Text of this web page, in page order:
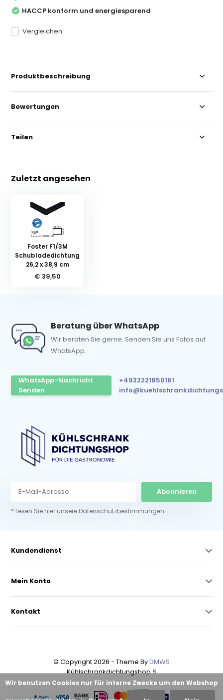
HACCP konform und energiesparend
Vergleichen
Produktbeschreibung
Bewertungen
Teilen
Zuletzt angesehen
Foster F1/3M
Schubladedichtung
26,2 x 38,9 cm
€ 39,50
Beratung über WhatsApp
Wir beraten Sie gerne. Senden Sie uns Fotos auf
WhatsApp.
WhatsApp-Nachricht
Senden
+4932221850161
Abonnieren
* Lesen Sie hier unsere Datenschutzbestimmungen
Kundendienst
Mein Konto
Kontakt
© Copyright 2026 - Theme ByDMWS
Kühlschrankdichtungshop5
Wir benutzen Cookies nur für interne Zwecke um den Webshop